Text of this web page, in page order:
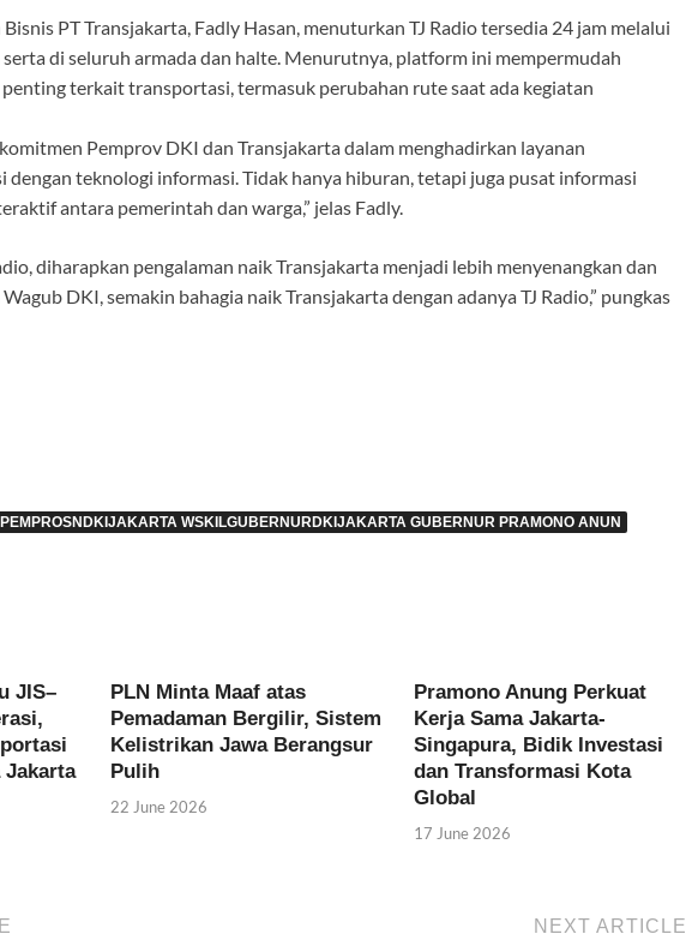
PT Transjakarta, Fadly Hasan, menuturkan TJ Radio tersedia 24 jam melalui
serta di seluruh armada dan halte. Menurutnya, platform ini mempermudah
terkait transportasi, termasuk perubahan rute saat ada kegiatan
Pemprov DKI dan Transjakarta dalam menghadirkan layanan
teknologi informasi. Tidak hanya hiburan, tetapi juga pusat informasi
antara pemerintah dan warga,” jelas Fadly.
diharapkan pengalaman naik Transjakarta menjadi lebih menyenangkan dan
DKI, semakin bahagia naik Transjakarta dengan adanya TJ Radio,” pungkas
WSKILGUBERNURDKIJAKARTA GUBERNUR PRAMONO ANUN
JIS–
Jakarta
PLN Minta Maaf atas
Pemadaman Bergilir, Sistem
Kelistrikan Jawa Berangsur
Pulih
22 June 2026
Pramono Anung Perkuat
Kerja Sama Jakarta-
Singapura, Bidik Investasi
dan Transformasi Kota
Global
17 June 2026
NEXT ARTICLE